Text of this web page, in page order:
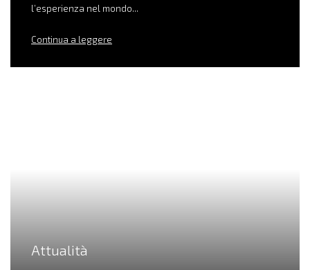
l’esperienza nel mondo...
Continua a leggere
Attualità